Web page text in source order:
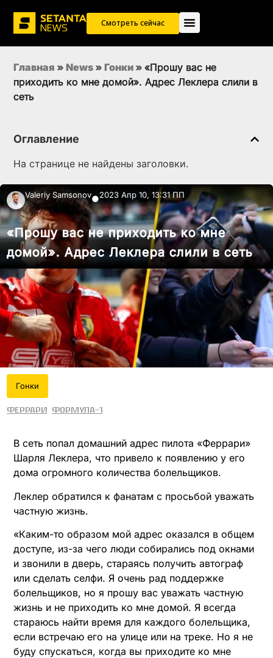
Смотреть сейчас
Главная » News » Гонки » «Прошу вас не
приходить ко мне домой». Адрес Леклера слили в
сеть
Оглавление
На странице не найдены заголовки.
Valeriy Samsonov●2023 Апр 10, 13:31 ПП
«Прошу вас не приходить ко мне
домой». Адрес Леклера слили в сеть
Гонки
Феррари Формула-1
В сеть попал домашний адрес пилота «Феррари»
Шарля Леклера, что привело к появлению у его
дома огромного количества болельщиков.
Леклер обратился к фанатам с просьбой уважать
частную жизнь.
«Каким-то образом мой адрес оказался в общем
доступе, из-за чего люди собирались под окнами
и звонили в дверь, стараясь получить автограф
или сделать селфи. Я очень рад поддержке
болельщиков, но я прошу вас уважать частную
жизнь и не приходить ко мне домой. Я всегда
стараюсь найти время для каждого болельщика,
если встречаю его на улице или на треке. Но я не
буду спускаться, когда вы приходите ко мне